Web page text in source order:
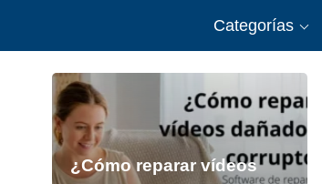
Categorías
¿Cómo reparar vídeos